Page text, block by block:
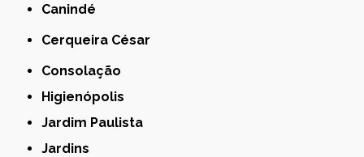
Canindé
Cerqueira César
Consolação
Higienópolis
Jardim Paulista
Jardins